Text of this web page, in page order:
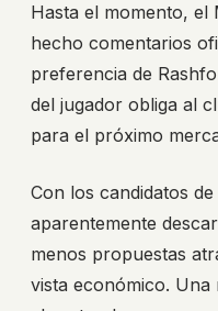
Hasta el momento, el
hecho comentarios
preferencia de
del jugador obliga al
para el próximo
Con los candidatos
aparentemente
menos propuestas
vista económico.